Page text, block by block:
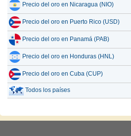
Precio del oro en Nicaragua (NIO)
Precio del oro en Puerto Rico (USD)
Precio del oro en Panamá (PAB)
Precio del oro en Honduras (HNL)
Precio del oro en Cuba (CUP)
Todos los países